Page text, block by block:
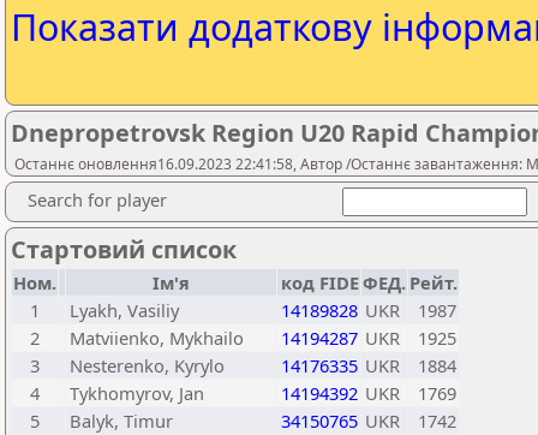
Показати додаткову
Dnepropetrovsk Region U20 Rapid
Останнє оновлення16.09.2023 22:41:58, Автор /Останнє завантаження:
Search for player
Стартовий список
Ном. Ім'я код FIDEФЕД. Рейт.
1
Lyakh, Vasiliy 14189828 UKR
1987
2
Matviienko, Mykhailo 14194287 UKR
1925
3
Nesterenko, Kyrylo 14176335 UKR
1884
4
Tykhomyrov, Jan 14194392 UKR
1769
5
Balyk, Timur 34150765 UKR
1742